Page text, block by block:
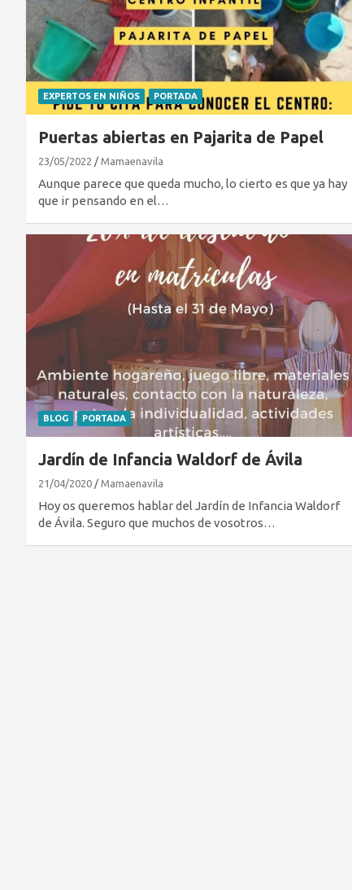
EXPERTOS EN NIÑOS PORTADA
Puertas abiertas en Pajarita de Papel
23/05/2022 Mamaenavila
Aunque parece que queda mucho, lo cierto es que ya hay
que ir pensando en el…
BLOG PORTADA
Jardín de Infancia Waldorf de Ávila
21/04/2020 Mamaenavila
Hoy os queremos hablar del Jardín de Infancia Waldorf
de Ávila. Seguro que muchos de vosotros…